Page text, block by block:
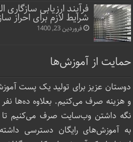
فرآیند ارزیابی
شرایط لازم برای احراز
فروردین 23, 1400
حمایت از آموزش‌ها
دوستان عزیز برای تولید یک پست
و هزینه صرف می‌کنیم. بعلاوه ده‌ها
نگه داشتن وب‌سایت صرف ‌می‌کنیم تا
به آموزش‌های رایگان دسترسی